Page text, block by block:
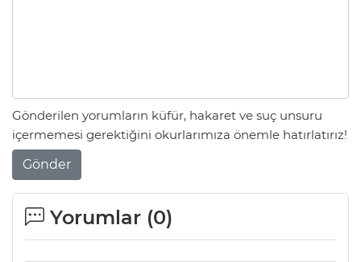
Gönderilen yorumların küfür, hakaret ve suç unsuru
içermemesi gerektiğini okurlarımıza önemle hatırlatırız!
Gönder
Yorumlar (0)